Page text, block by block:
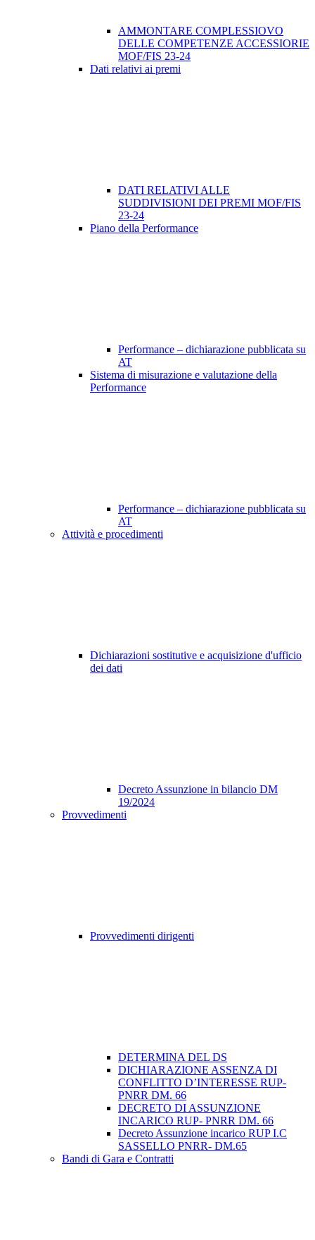
AMMONTARE COMPLESSIOVO
DELLE COMPETENZE ACCESSIORIE
MOF/FIS 23-24
Dati relativi ai premi
DATI RELATIVI ALLE
SUDDIVISIONI DEI PREMI MOF/FIS
23-24
Piano della Performance
Performance – dichiarazione pubblicata su
AT
Sistema di misurazione e valutazione della
Performance
Performance – dichiarazione pubblicata su
AT
Attività e procedimenti
Dichiarazioni sostitutive e acquisizione d'ufficio
dei dati
Decreto Assunzione in bilancio DM
19/2024
Provvedimenti
Provvedimenti dirigenti
DETERMINA DEL DS
DICHIARAZIONE ASSENZA DI
CONFLITTO D’INTERESSE RUP-
PNRR DM. 66
DECRETO DI ASSUNZIONE
INCARICO RUP- PNRR DM. 66
Decreto Assunzione incarico RUP I.C
SASSELLO PNRR- DM.65
Bandi di Gara e Contratti